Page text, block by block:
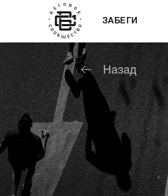
ЗАБЕГИ
Назад